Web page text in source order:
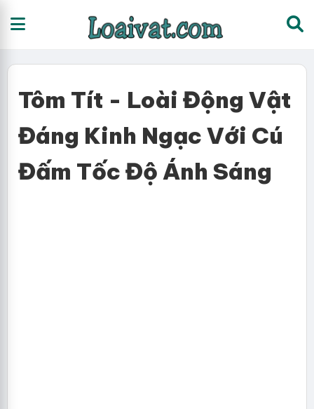
Tôm Tít - Loài Động Vật
Đáng Kinh Ngạc Với Cú
Đấm Tốc Độ Ánh Sáng